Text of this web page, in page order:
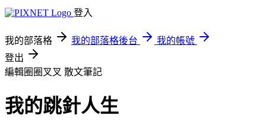
登入
我的部落格 我的部落格後台
我的帳號
登出
編輯圈圈叉叉 散文筆記
我的跳針人生